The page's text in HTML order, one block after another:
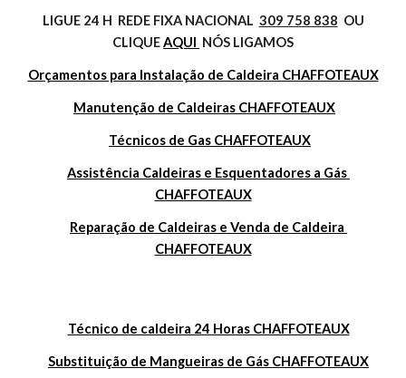
LIGUE 24 H  REDE FIXA NACIONAL 309 758 838
  OU
CLIQUE AQUI NÓS LIGAMOS
Orçamentos para Instalação de Caldeira CHAFFOTEAUX
Manutenção de Caldeiras CHAFFOTEAUX
Técnicos de Gas CHAFFOTEAUX
Assistência Caldeiras e Esquentadores a Gás
CHAFFOTEAUX
Reparação de Caldeiras e Venda de Caldeira
CHAFFOTEAUX
Técnico de caldeira 24 Horas CHAFFOTEAUX
Substituição de Mangueiras de Gás CHAFFOTEAUX